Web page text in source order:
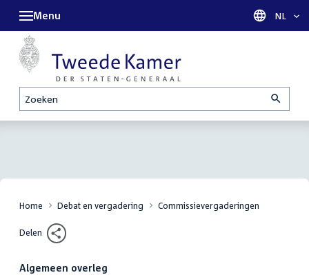
Zoeken
Menu Taal
NL
Home Debat en vergadering Commissievergaderingen
Delen
Algemeen overleg